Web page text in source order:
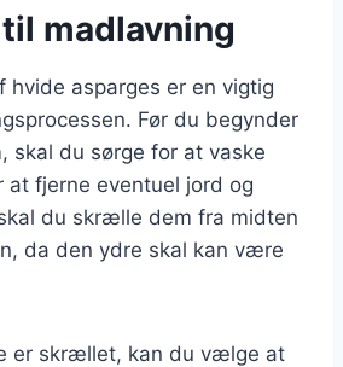
madlavning
hvide asparges er en vigtig
Før du begynder
skal du sørge for at vaske
at fjerne eventuel jord og
du skrælle dem fra midten
da den ydre skal kan være
er skrællet, kan du vælge at